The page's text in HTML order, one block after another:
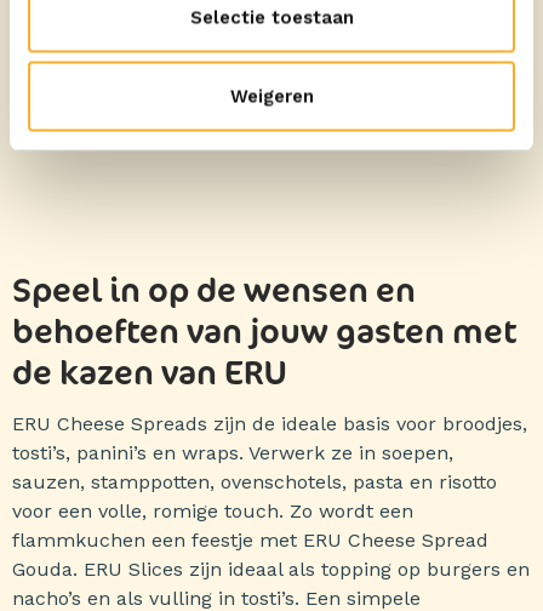
Selectie toestaan
Weigeren
BEKIJK ALLE RECEPTEN
Speel in op de wensen en
behoeften van jouw gasten met
de kazen van ERU
ERU Cheese Spreads zijn de ideale basis voor broodjes,
tosti’s, panini’s en wraps. Verwerk ze in soepen,
sauzen, stamppotten, ovenschotels, pasta en risotto
voor een volle, romige touch. Zo wordt een
flammkuchen een feestje met ERU Cheese Spread
Gouda. ERU Slices zijn ideaal als topping op burgers en
nacho’s en als vulling in tosti’s. Een simpele